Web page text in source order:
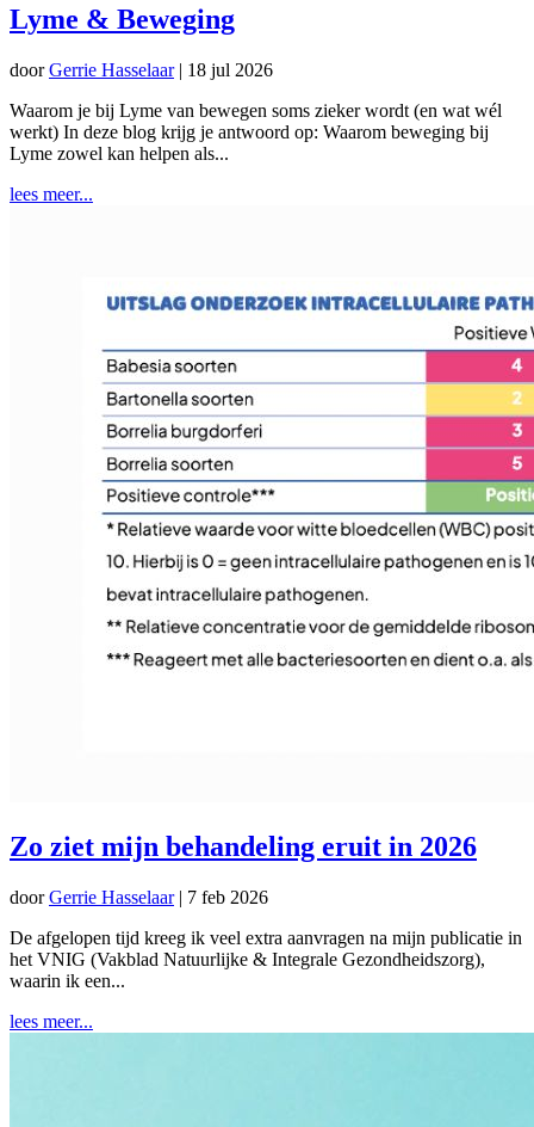
Lyme & Beweging
doorGerrie Hasselaar| 18 jul 2026
Waarom je bij Lyme van bewegen soms zieker wordt (en wat wél
werkt) In deze blog krijg je antwoord op: Waarom beweging bij
Lyme zowel kan helpen als...
lees meer...
Zo ziet mijn behandeling eruit in 2026
doorGerrie Hasselaar| 7 feb 2026
De afgelopen tijd kreeg ik veel extra aanvragen na mijn publicatie in
het VNIG (Vakblad Natuurlijke & Integrale Gezondheidszorg),
waarin ik een...
lees meer...